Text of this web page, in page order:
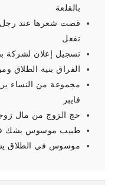
بالقلعة
قصت شعرها عند رجل
تفعل
تسجيل إعلان لشركة
الفراق بنية الطلاق
مجموعة من النساء
فايبر
حج الزوج من مال
طبيب موسوس يشك
موسوس في الطلاق